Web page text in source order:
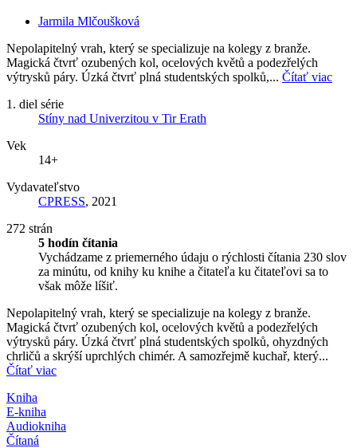
Jarmila Mlčoušková
Nepolapitelný vrah, který se specializuje na kolegy z branže.
Magická čtvrť ozubených kol, ocelových květů a podezřelých
výtrysků páry. Úzká čtvrť plná studentských spolků,... Čítať viac
1. diel série
Stíny nad Univerzitou v Tir Erath
Vek
14+
Vydavateľstvo
CPRESS, 2021
272 strán
5 hodín čítania
Vychádzame z priemerného údaju o rýchlosti čítania 230 slov
za minútu, od knihy ku knihe a čitateľa ku čitateľovi sa to
však môže líšiť.
Nepolapitelný vrah, který se specializuje na kolegy z branže.
Magická čtvrť ozubených kol, ocelových květů a podezřelých
výtrysků páry. Úzká čtvrť plná studentských spolků, ohyzdných
chrličů a skrýší uprchlých chimér. A samozřejmě kuchař, který...
Čítať viac
Kniha
E-kniha
Audiokniha
Čítaná